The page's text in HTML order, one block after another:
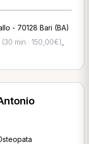
- 70128 Bari (BA)
(30 min · 150,00€)